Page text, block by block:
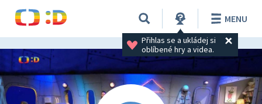
Přihlas se a ukládej si
oblíbené hry a videa.
MENU